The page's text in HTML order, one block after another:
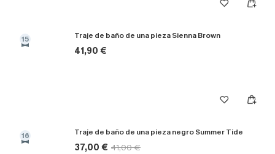
15 Traje de baño de una pieza Sienna Brown
41,90 €
16 Traje de baño de una pieza negro Summer Tide
37,00 € 41,00 €